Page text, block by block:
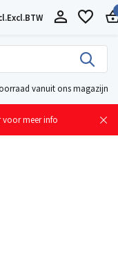
Excl.BTW
magazijn in Nederland
voor meer info